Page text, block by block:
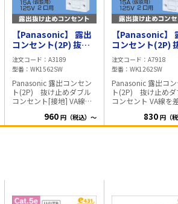
【Panasonic】 露出
コンセント(2P) 抜け
止めダブルコンセント
(接地) WK1562SW
(仮設用)
注文コード
A3189
型番
WK1562SW
Panasonic 露出コンセン
ト(2P) 抜け止めダブル
コンセント[接地] VA線を
仮設モデルです。 【抜け
止めコンセント】は機器
注）容易に電線の取り外
960 円（税込）～
【Panasonic】
コンセント(2P)
止めダブルコン
WK1262SW (仮
注文コード
A7918
型番
WK1262SW
Panasonic 露出コ
ト(2P) 抜け止めダ
コンセント VA線を差すだ
デルです。 【抜け
ンセント】は機器
830 円（